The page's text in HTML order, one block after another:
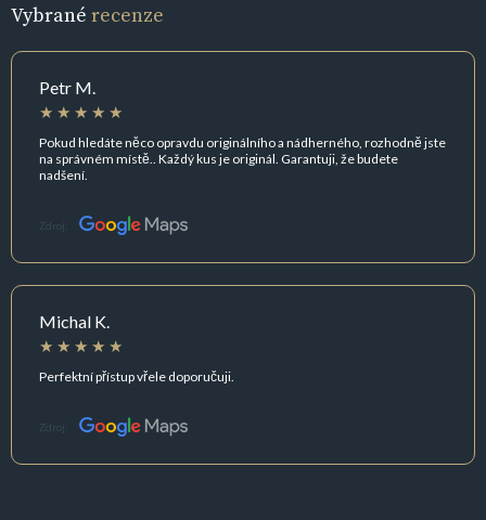
Vybrané recenze
Petr M.
Pokud hledáte něco opravdu originálního a nádherného, rozhodně jste
na správném místě.. Každý kus je originál. Garantuji, že budete
nadšení.
Zdroj:
Michal K.
Perfektní přístup vřele doporučuji.
Zdroj: